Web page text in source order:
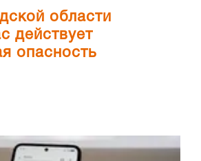
области
действует
опасность